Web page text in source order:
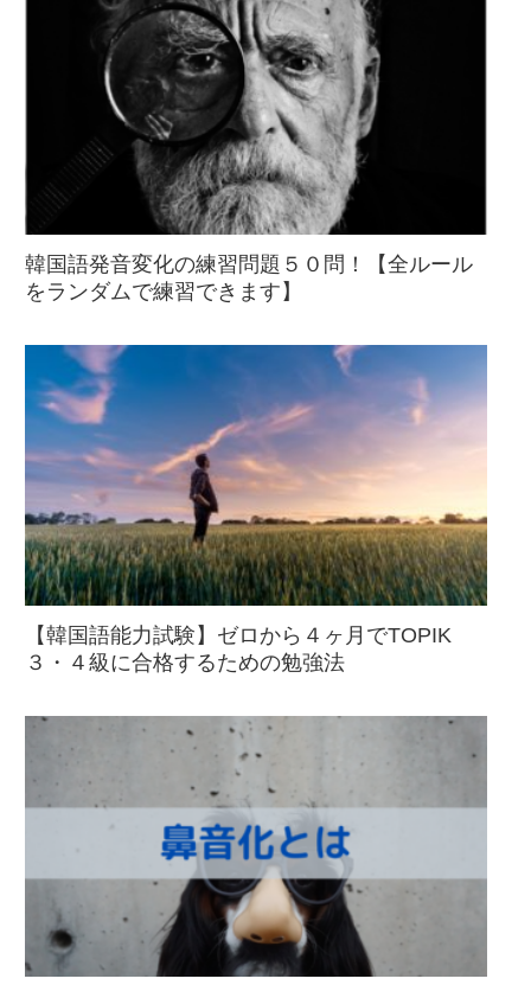
韓国語発音変化の練習問題５０問！【全ルール
をランダムで練習できます】
【韓国語能力試験】ゼロから４ヶ月でTOPIK
３・４級に合格するための勉強法